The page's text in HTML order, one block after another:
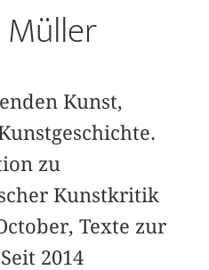
Kunst,
zu
Kunstkritik
Texte zur
2014